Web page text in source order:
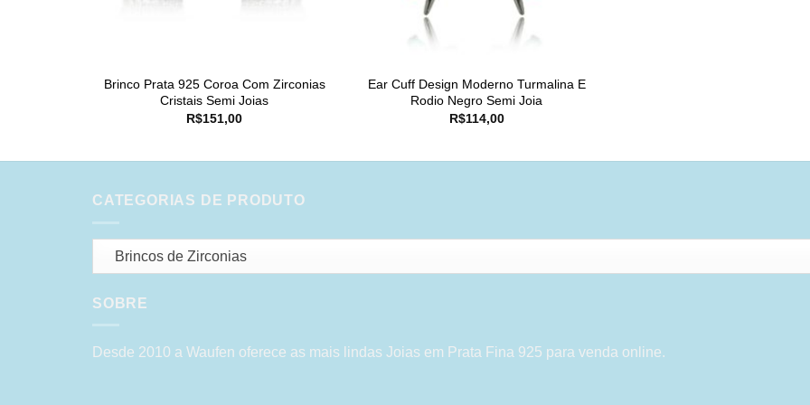
Brinco Prata 925 Coroa Com Zirconias
Cristais Semi Joias
R$151,00
Ear Cuff Design Moderno Turmalina E
Rodio Negro Semi Joia
R$114,00
CATEGORIAS DE PRODUTO
Brincos de Zirconias
SOBRE
Desde 2010 a Waufen oferece as mais lindas Joias em Prata Fina 925 para venda online.